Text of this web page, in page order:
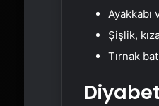
Ayakkabı
Şişlik,
Tırnak